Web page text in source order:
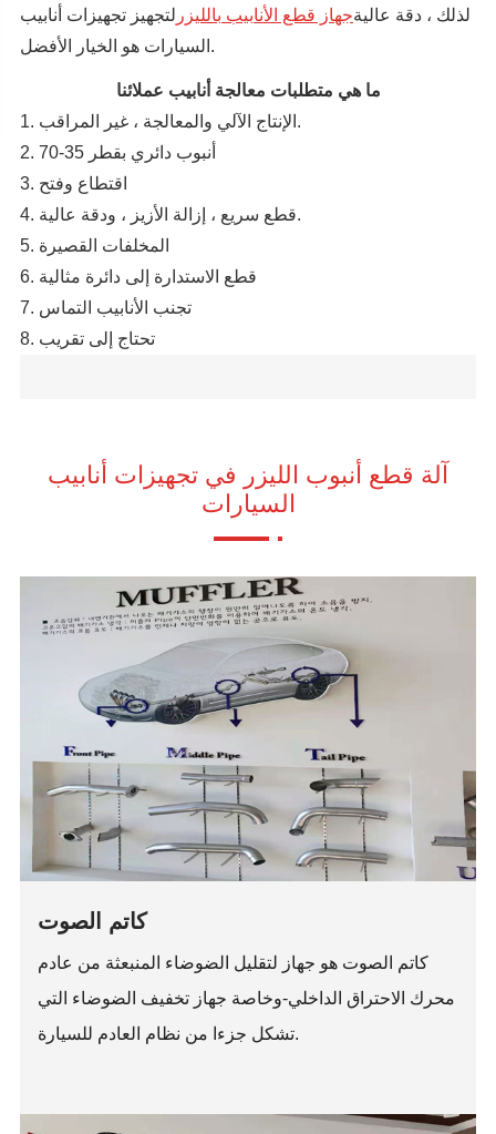
لذلك ، دقة عاليةجهاز قطع الأنابيب بالليزر لتجهيز تجهيزات أنابيب
السيارات هو الخيار الأفضل.
ما هي متطلبات معالجة أنابيب عملائنا
1. الإنتاج الآلي والمعالجة ، غير المراقب.
2. أنبوب دائري بقطر 35-70
3. اقتطاع وفتح
4. قطع سريع ، إزالة الأزيز ، ودقة عالية.
5. المخلفات القصيرة
6. قطع الاستدارة إلى دائرة مثالية
7. تجنب الأنابيب التماس
8. تحتاج إلى تقريب
آلة قطع أنبوب الليزر في تجهيزات أنابيب
السيارات
كاتم الصوت
كاتم الصوت هو جهاز لتقليل الضوضاء المنبعثة من عادم
محرك الاحتراق الداخلي-وخاصة جهاز تخفيف الضوضاء التي
تشكل جزءا من نظام العادم للسيارة.